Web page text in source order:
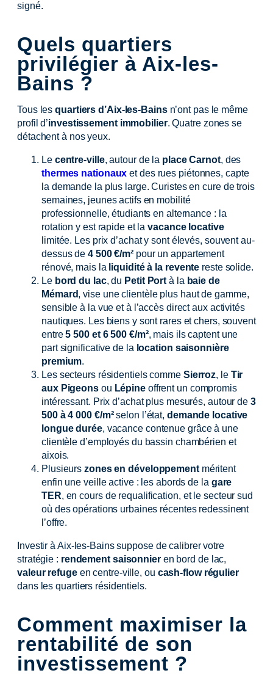
signé.
Quels quartiers
privilégier à Aix-les-
Bains ?
Tous lesquartiers d’Aix-les-Bainsn’ont pas le même
profil d’investissement immobilier. Quatre zones se
détachent à nos yeux.
Le centre-ville, autour de la place Carnot, des
thermes nationaux et des rues piétonnes, capte
la demande la plus large. Curistes en cure de trois
semaines, jeunes actifs en mobilité
professionnelle, étudiants en alternance : la
rotation y est rapide et lavacance locative
limitée. Les prix d’achat y sont élevés, souvent au-
dessus de4 500 €/m² pour un appartement
rénové, mais la liquidité à la revente reste solide.
Le bord du lac, du Petit Portà la baie de
Mémard, vise une clientèle plus haut de gamme,
sensible à la vue et à l’accès direct aux activités
nautiques. Les biens y sont rares et chers, souvent
entre5 500 et 6 500 €/m², mais ils captent une
part significative de la location saisonnière
premium.
Les secteurs résidentiels comme Sierroz, le Tir
aux Pigeonsou Lépineoffrent un compromis
intéressant. Prix d’achat plus mesurés, autour de 3
500 à 4 000 €/m²selon l’état, demande locative
longue durée, vacance contenue grâce à une
clientèle d’employés du bassin chambérien et
aixois.
Plusieurs zones en développementméritent
enfin une veille active : les abords de la gare
TER, en cours de requalification, et le secteur sud
où des opérations urbaines récentes redessinent
l’offre.
Investir à Aix-les-Bains suppose de calibrer votre
stratégie : rendement saisonnieren bord de lac,
valeur refugeen centre-ville, ou cash-flow régulier
dans les quartiers résidentiels.
Comment maximiser la
rentabilité de son
investissement ?